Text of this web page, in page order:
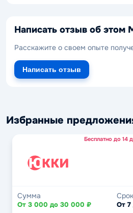
Написать отзыв об
Расскажите о своем опыте
Написать отзыв
Избранные
Бесплатно до 14
Сумма
От 3 000 до 30 000 ₽
Срок
От 7